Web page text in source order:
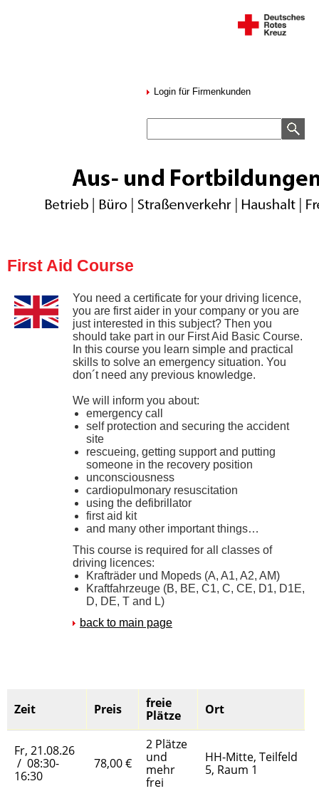
Login für Firmenkunden
First Aid Course
You need a certificate for your driving licence,
you are first aider in your company or you are
just interested in this subject? Then you
should take part in our First Aid Basic Course.
In this course you learn simple and practical
skills to solve an emergency situation. You
don´t need any previous knowledge.
We will inform you about:
emergency call
self protection and securing the accident
site
rescueing, getting support and putting
someone in the recovery position
unconsciousness
cardiopulmonary resuscitation
using the defibrillator
first aid kit
and many other important things…
This course is required for all classes of
driving licences:
Krafträder und Mopeds (A, A1, A2, AM)
Kraftfahrzeuge (B, BE, C1, C, CE, D1, D1E,
D, DE, T and L)
back to main page
Zeit Preis
freie
Plätze
Ort
Fr, 21.08.26
/ 08:30-
16:30
78,00 €
2 Plätze
und
mehr
frei
HH-Mitte, Teilfeld
5, Raum 1